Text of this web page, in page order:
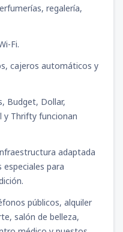
regalería,
Fi.
cajeros automáticos y
Budget, Dollar,
y Thrifty funcionan
adaptada
para
públicos, alquiler
salón de belleza,